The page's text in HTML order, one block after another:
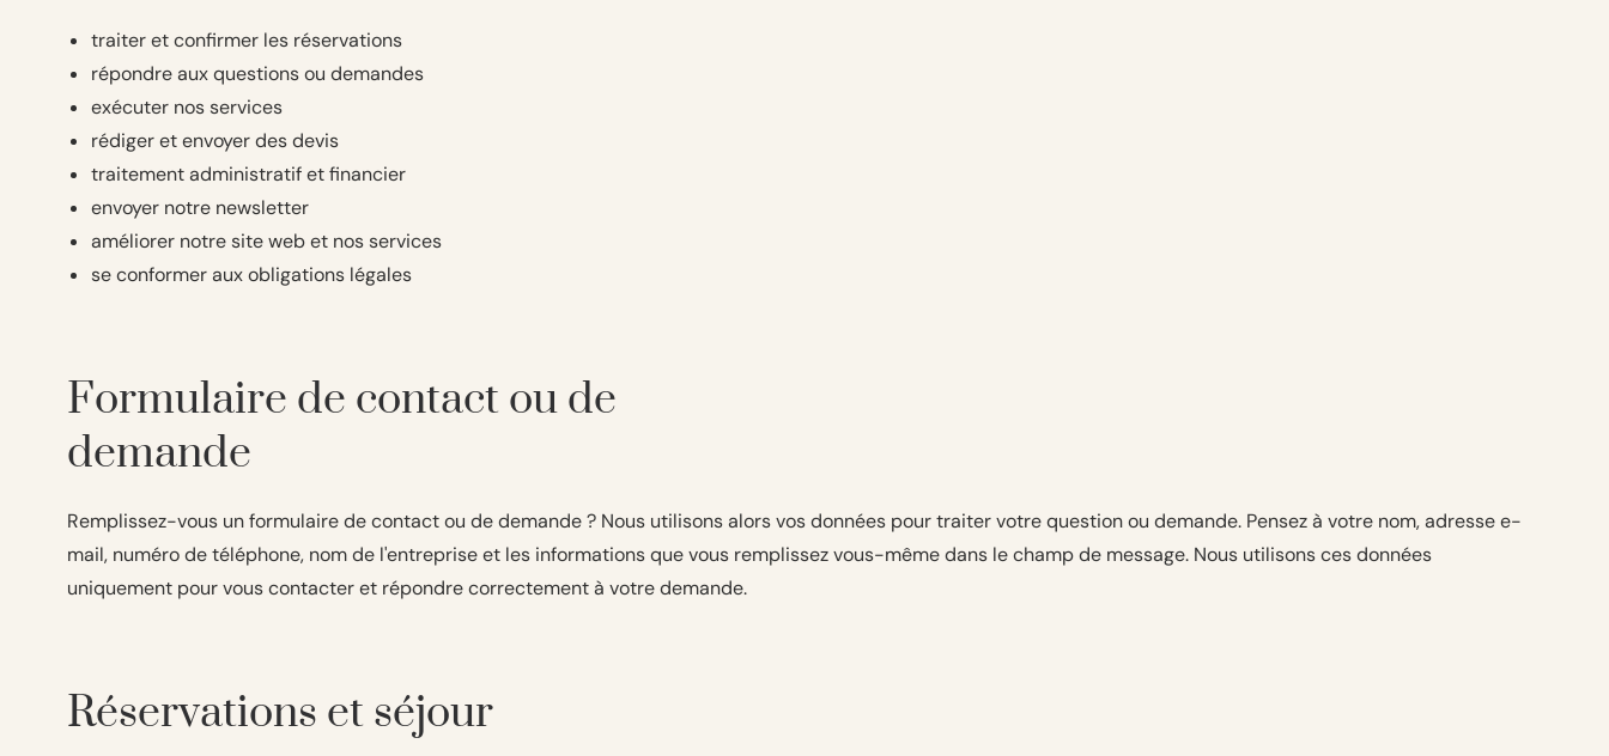
traiter et confirmer les réservations
répondre aux questions ou demandes
exécuter nos services
rédiger et envoyer des devis
traitement administratif et financier
envoyer notre newsletter
améliorer notre site web et nos services
se conformer aux obligations légales
Formulaire de contact ou de
demande
Remplissez-vous un formulaire de contact ou de demande ? Nous utilisons alors vos données pour traiter votre question ou demande. Pensez à votre nom, adresse e-
mail, numéro de téléphone, nom de l'entreprise et les informations que vous remplissez vous-même dans le champ de message. Nous utilisons ces données
uniquement pour vous contacter et répondre correctement à votre demande.
Réservations et séjour